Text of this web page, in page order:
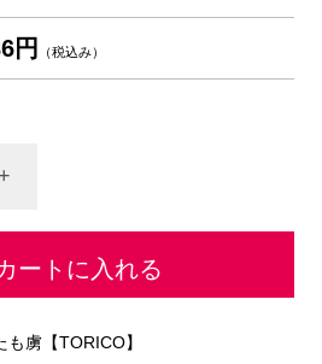
円 （税込み）
+
ートに入れる
も虜【TORICO】